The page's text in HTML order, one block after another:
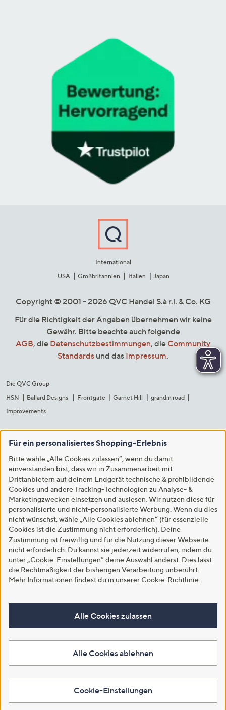
International
USA
Großbritannien Italien Japan
Copyright © 2001 - 2026 QVC Handel S.à r.l. & Co. KG
Für die Richtigkeit der Angaben übernehmen wir keine
Gewähr. Bitte beachte auch folgende
AGB, die Datenschutzbestimmungen, die Community
Standards und das Impressum.
Die QVC Group
HSN
Ballard Designs Frontgate Garnet Hill
grandin road
Improvements
Für ein personalisiertes Shopping-Erlebnis
Bitte wähle „Alle Cookies zulassen“, wenn du damit
einverstanden bist, dass wir in Zusammenarbeit mit
Drittanbietern auf deinem Endgerät technische & profilbildende
Cookies und andere Tracking-Technologien zu Analyse- &
Marketingzwecken einsetzen und auslesen. Wir nutzen diese für
personalisierte und nicht-personalisierte Werbung. Wenn du dies
nicht wünschst, wähle „Alle Cookies ablehnen“ (für essenzielle
Cookies ist die Zustimmung nicht erforderlich). Deine
Zustimmung ist freiwillig und für die Nutzung dieser Webseite
nicht erforderlich. Du kannst sie jederzeit widerrufen, indem du
unter „Cookie-Einstellungen“ deine Auswahl änderst. Dies lässt
die Rechtmäßigkeit der bisherigen Verarbeitung unberührt.
Mehr Informationen findest du in unserer Cookie-Richtlinie
Alle Cookies zulassen
Alle Cookies ablehnen
Cookie-Einstellungen